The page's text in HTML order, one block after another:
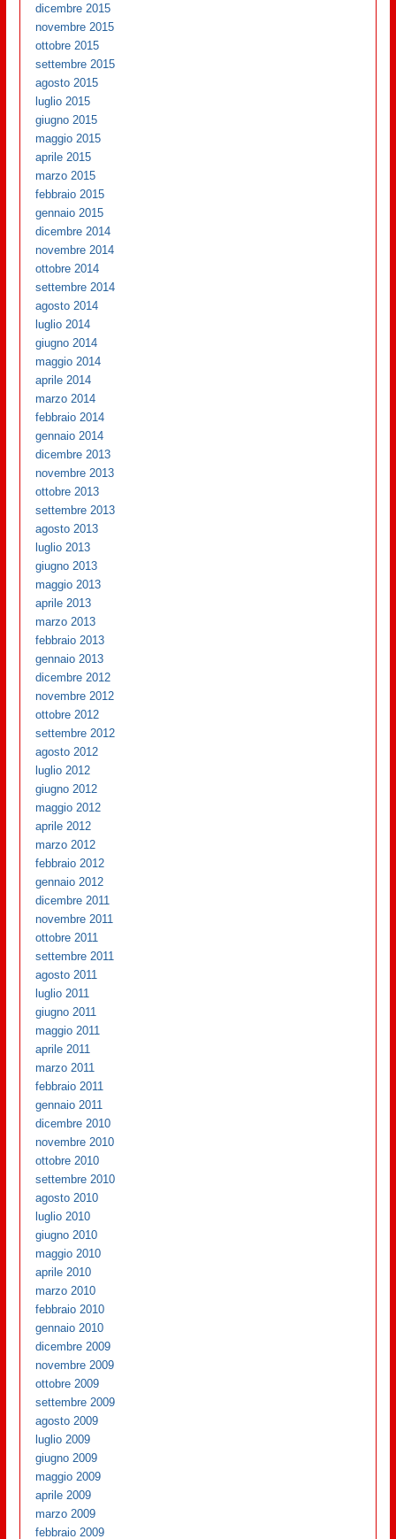
dicembre 2015
novembre 2015
ottobre 2015
settembre 2015
agosto 2015
luglio 2015
giugno 2015
maggio 2015
aprile 2015
marzo 2015
febbraio 2015
gennaio 2015
dicembre 2014
novembre 2014
ottobre 2014
settembre 2014
agosto 2014
luglio 2014
giugno 2014
maggio 2014
aprile 2014
marzo 2014
febbraio 2014
gennaio 2014
dicembre 2013
novembre 2013
ottobre 2013
settembre 2013
agosto 2013
luglio 2013
giugno 2013
maggio 2013
aprile 2013
marzo 2013
febbraio 2013
gennaio 2013
dicembre 2012
novembre 2012
ottobre 2012
settembre 2012
agosto 2012
luglio 2012
giugno 2012
maggio 2012
aprile 2012
marzo 2012
febbraio 2012
gennaio 2012
dicembre 2011
novembre 2011
ottobre 2011
settembre 2011
agosto 2011
luglio 2011
giugno 2011
maggio 2011
aprile 2011
marzo 2011
febbraio 2011
gennaio 2011
dicembre 2010
novembre 2010
ottobre 2010
settembre 2010
agosto 2010
luglio 2010
giugno 2010
maggio 2010
aprile 2010
marzo 2010
febbraio 2010
gennaio 2010
dicembre 2009
novembre 2009
ottobre 2009
settembre 2009
agosto 2009
luglio 2009
giugno 2009
maggio 2009
aprile 2009
marzo 2009
febbraio 2009